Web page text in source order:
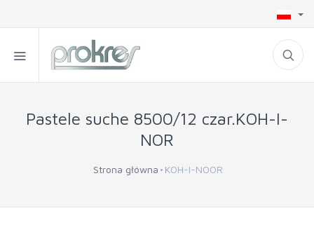
Pastele suche 8500/12 czar.KOH-I-
NOR
Strona główna KOH-I-NOOR